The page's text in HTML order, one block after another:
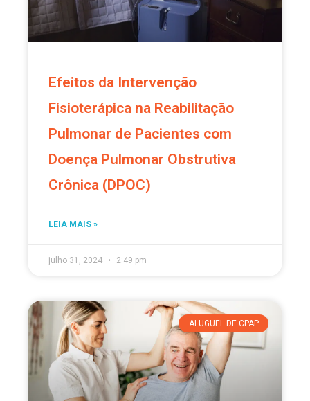
Efeitos da Intervenção
Fisioterápica na Reabilitação
Pulmonar de Pacientes com
Doença Pulmonar Obstrutiva
Crônica (DPOC)
LEIA MAIS »
julho 31, 2024 2:49 pm
ALUGUEL DE CPAP